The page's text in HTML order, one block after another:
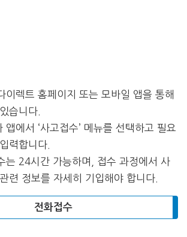
이렉트 홈페이지 또는 모바일 앱을 통해
습니다.
앱에서 ‘사고접수’ 메뉴를 선택하고 필요
력합니다.
는 24시간 가능하며, 접수 과정에서 사
련 정보를 자세히 기입해야 합니다.
전화접수